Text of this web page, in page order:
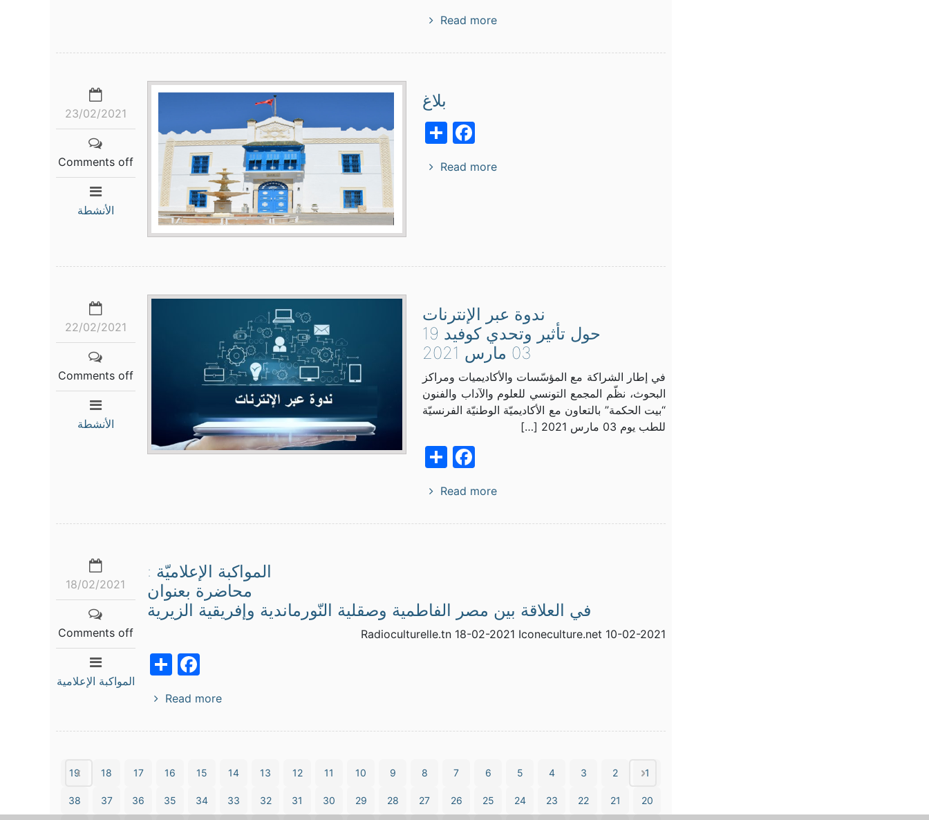
Read more
بلاغ
Facebook
Share
Read more
23/02/2021
Comments off
الأنشطة
ندوة عبر الإنترنات
حول تأثير وتحدي كوفيد 19
03 مارس 2021
في إطار الشراكة مع المؤسّسات والأكاديميات ومراكز
البحوث، نظّم المجمع التونسي للعلوم والآداب والفنون
“بيت الحكمة” بالتعاون مع الأكاديميّة الوطنيّة الفرنسيّة
للطب يوم 03 مارس 2021 […]
Facebook
Share
Read more
22/02/2021
Comments off
الأنشطة
المواكبة الإعلاميّة :
محاضرة بعنوان
في العلاقة بين مصر الفاطمية وصقلية النّورماندية وإفريقية الزيرية
Radioculturelle.tn 18-02-2021 Iconeculture.net 10-02-2021
Facebook
Share
Read more
18/02/2021
Comments off
المواكبة الإعلامية
1
2
3
4
5
6
7
8
9
10
11
12
13
14
15
16
17
18
19
20
21
22
23
24
25
26
27
28
29
30
31
32
33
34
35
36
37
38